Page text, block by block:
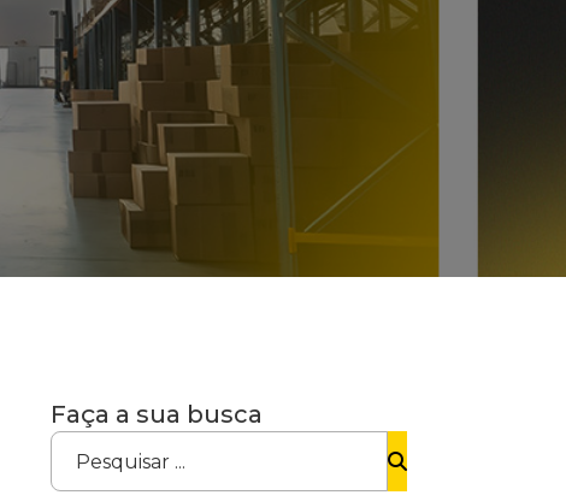
Faça a sua busca
Pesquisar ...